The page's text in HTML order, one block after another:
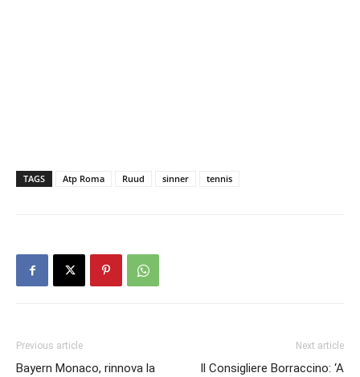
TAGS Atp Roma Ruud sinner tennis
Previous article
Bayern Monaco, rinnova la
Next article
Il Consigliere Borraccino: ‘A